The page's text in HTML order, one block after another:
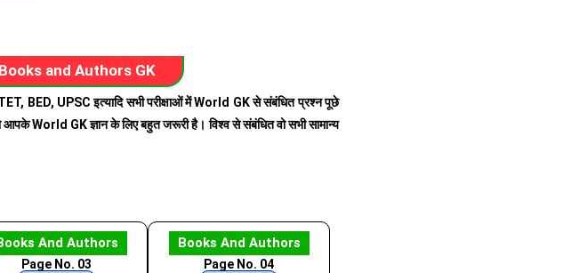
and Authors GK
BED, UPSC इत्यादि सभी परीक्षाओं में World GK से संबंधित प्रश्न पूछे
World GK ज्ञान के लिए बहुत जरूरी है। विश्व से संबंधित वो सभी सामान्य
And Authors
Page No. 03
Books And Authors
Page No. 04